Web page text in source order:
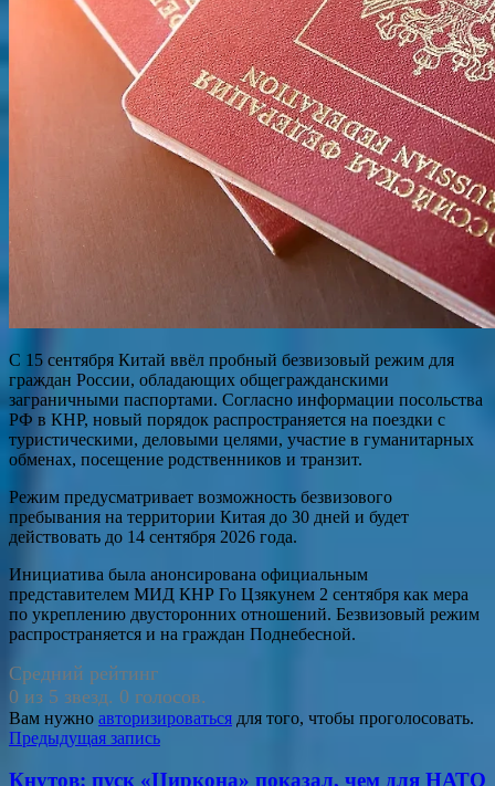
С 15 сентября Китай ввёл пробный безвизовый режим для
граждан России, обладающих общегражданскими
заграничными паспортами. Согласно информации посольства
РФ в КНР, новый порядок распространяется на поездки с
туристическими, деловыми целями, участие в гуманитарных
обменах, посещение родственников и транзит.
Режим предусматривает возможность безвизового
пребывания на территории Китая до 30 дней и будет
действовать до 14 сентября 2026 года.
Инициатива была анонсирована официальным
представителем МИД КНР Го Цзякунем 2 сентября как мера
по укреплению двусторонних отношений. Безвизовый режим
распространяется и на граждан Поднебесной.
Средний рейтинг
0 из 5 звезд. 0 голосов.
Вам нужно авторизироваться для того, чтобы проголосовать.
Навигация
по
Предыдущая запись
Кнутов: пуск «Циркона» показал, чем для НАТО